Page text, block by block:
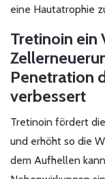
eine Hautatrophie
Tretinoin ein
Penetration
verbessert
Tretinoin fördert
und erhöht so die
dem Aufhellen